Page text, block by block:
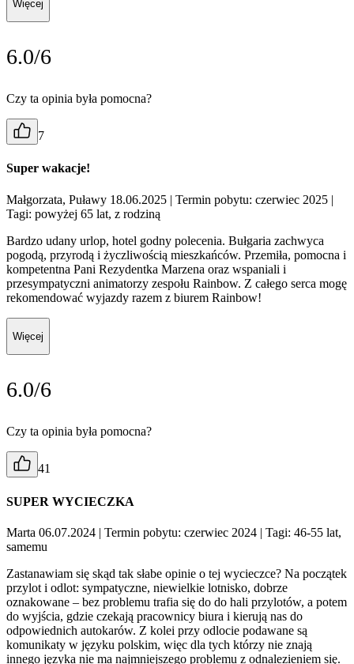
Więcej
6.0/6
Czy ta opinia była pomocna?
7
Super wakacje!
Małgorzata, Puławy 18.06.2025 | Termin pobytu: czerwiec 2025 |
Tagi: powyżej 65 lat, z rodziną
Bardzo udany urlop, hotel godny polecenia. Bułgaria zachwyca
pogodą, przyrodą i życzliwością mieszkańców. Przemiła, pomocna i
kompetentna Pani Rezydentka Marzena oraz wspaniali i
przesympatyczni animatorzy zespołu Rainbow. Z całego serca mogę
rekomendować wyjazdy razem z biurem Rainbow!
Więcej
6.0/6
Czy ta opinia była pomocna?
41
SUPER WYCIECZKA
Marta 06.07.2024 | Termin pobytu: czerwiec 2024 | Tagi: 46-55 lat,
samemu
Zastanawiam się skąd tak słabe opinie o tej wycieczce? Na początek
przylot i odlot: sympatyczne, niewielkie lotnisko, dobrze
oznakowane – bez problemu trafia się do do hali przylotów, a potem
do wyjścia, gdzie czekają pracownicy biura i kierują nas do
odpowiednich autokarów. Z kolei przy odlocie podawane są
komunikaty w języku polskim, więc dla tych którzy nie znają
innego języka nie ma najmniejszego problemu z odnalezieniem się.